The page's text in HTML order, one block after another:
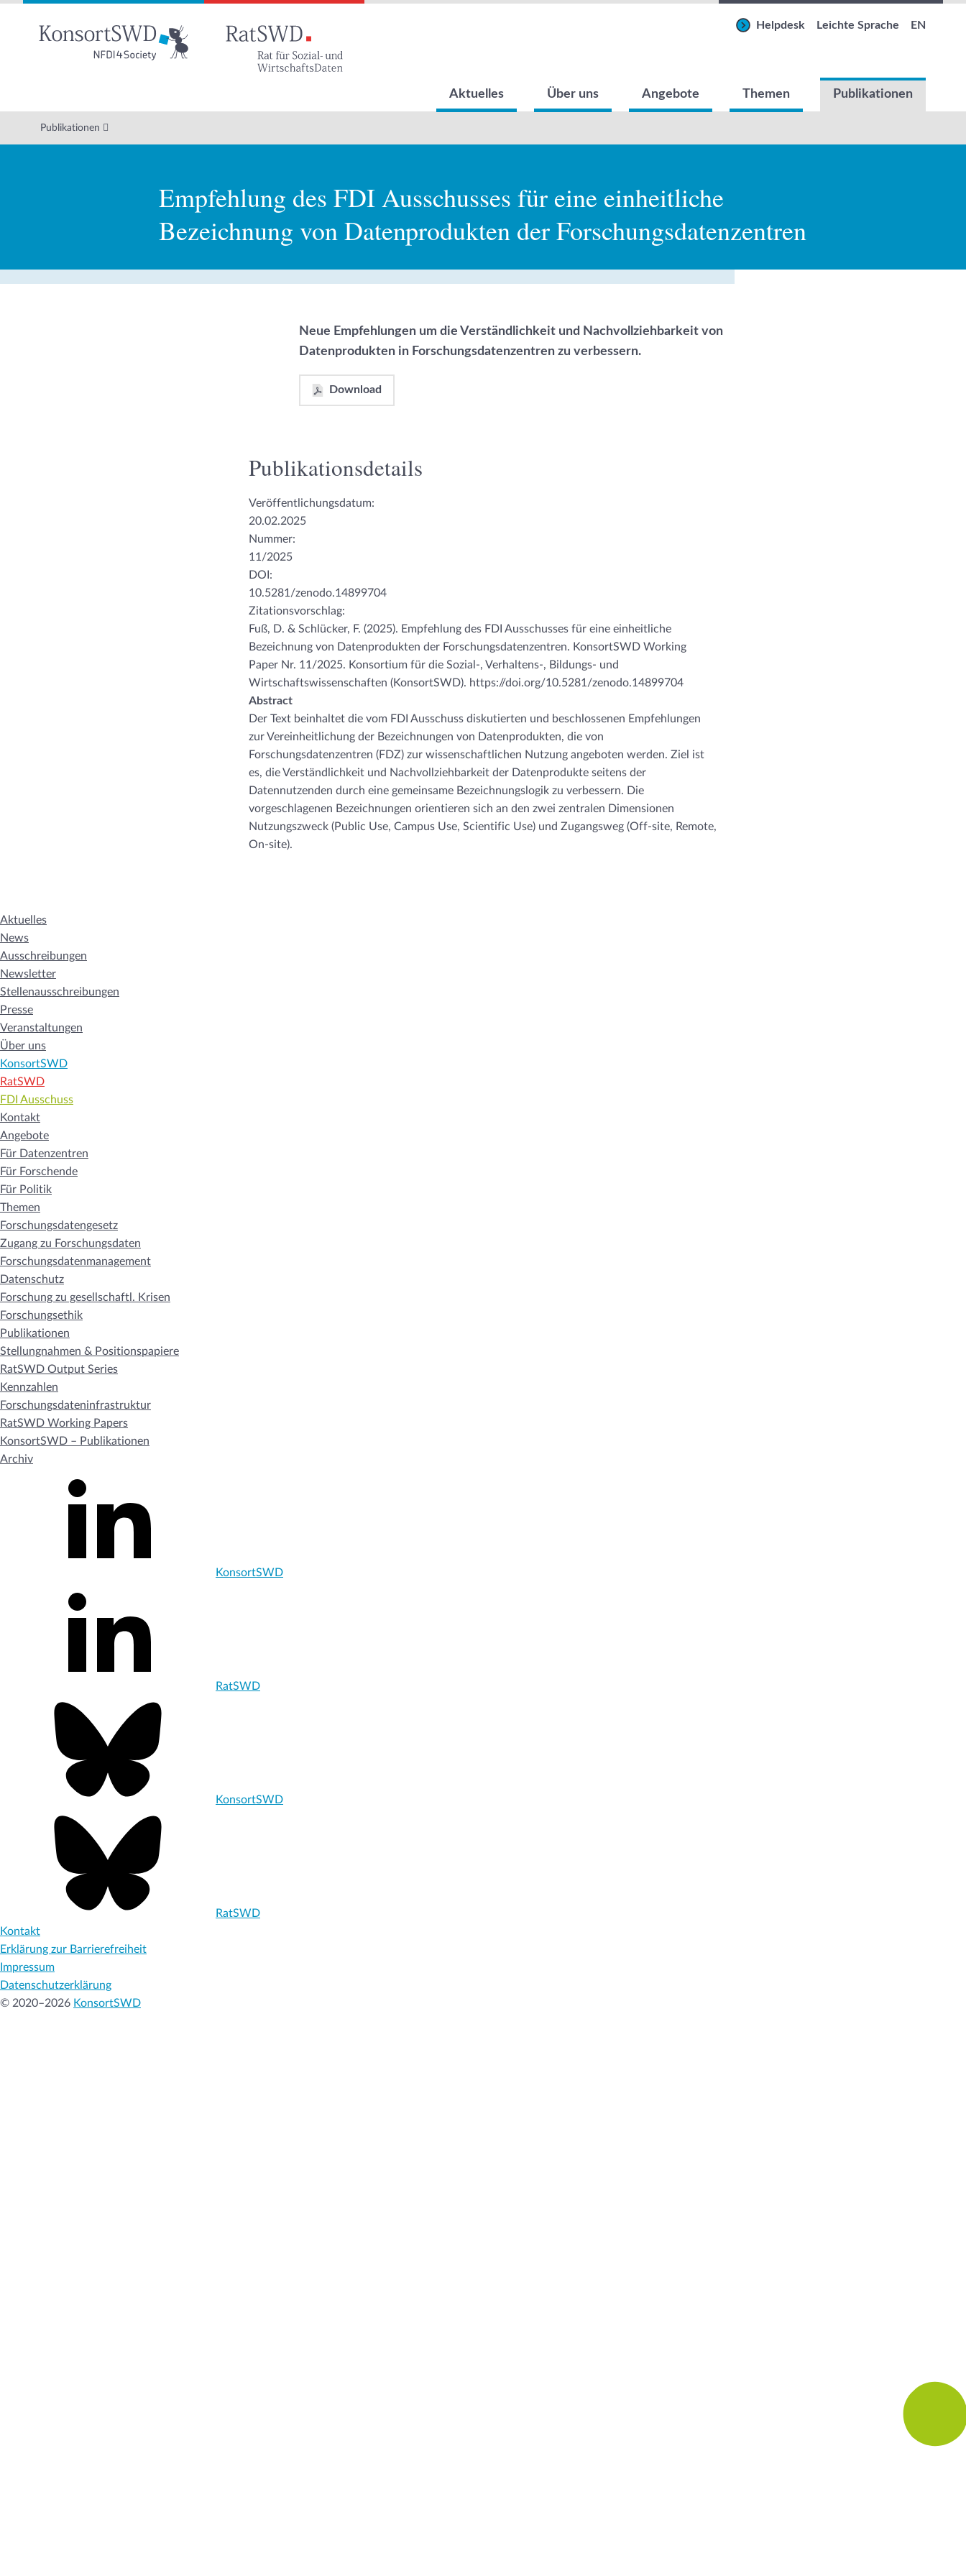
Hauptinhalt
Aktuelles Über uns Angebote Themen Publikationen
Helpdesk Leichte Sprache EN
Publikationen
Empfehlung des FDI Ausschusses für eine einheitliche
Bezeichnung von Datenprodukten der Forschungsdatenzentren
Neue Empfehlungen um die Verständlichkeit und Nachvollziehbarkeit von
Datenprodukten in Forschungsdatenzentren zu verbessern.
Download
Publikationsdetails
Veröffentlichungsdatum:
20.02.2025
Nummer:
11/2025
DOI:
10.5281/zenodo.14899704
Zitationsvorschlag:
Fuß, D. & Schlücker, F. (2025). Empfehlung des FDI Ausschusses für eine einheitliche
Bezeichnung von Datenprodukten der Forschungsdatenzentren. KonsortSWD Working
Paper Nr. 11/2025. Konsortium für die Sozial-, Verhaltens-, Bildungs- und
Wirtschaftswissenschaften (KonsortSWD). https://doi.org/10.5281/zenodo.14899704
Abstract
Der Text beinhaltet die vom FDI Ausschuss diskutierten und beschlossenen Empfehlungen
zur Vereinheitlichung der Bezeichnungen von Datenprodukten, die von
Forschungsdatenzentren (FDZ) zur wissenschaftlichen Nutzung angeboten werden. Ziel ist
es, die Verständlichkeit und Nachvollziehbarkeit der Datenprodukte seitens der
Datennutzenden durch eine gemeinsame Bezeichnungslogik zu verbessern. Die
vorgeschlagenen Bezeichnungen orientieren sich an den zwei zentralen Dimensionen
Nutzungszweck (Public Use, Campus Use, Scientific Use) und Zugangsweg (Off-site, Remote,
On-site).
Aktuelles
News
Ausschreibungen
Newsletter
Stellenausschreibungen
Presse
Veranstaltungen
Über uns
KonsortSWD
RatSWD
FDI Ausschuss
Kontakt
Angebote
Für Datenzentren
Für Forschende
Für Politik
Themen
Forschungsdatengesetz
Zugang zu Forschungsdaten
Forschungsdatenmanagement
Datenschutz
Forschung zu gesellschaftl. Krisen
Forschungsethik
Publikationen
Stellungnahmen & Positionspapiere
RatSWD Output Series
Kennzahlen
Forschungsdateninfrastruktur
RatSWD Working Papers
KonsortSWD – Publikationen
Archiv
KonsortSWD
RatSWD
KonsortSWD
RatSWD
Kontakt
Erklärung zur Barrierefreiheit
Impressum
Datenschutzerklärung
© 2020–2026 KonsortSWD